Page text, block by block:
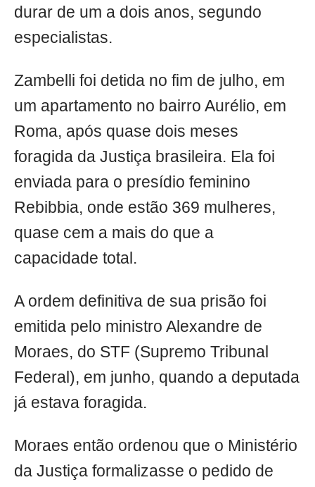
durar de um a dois anos, segundo
especialistas.
Zambelli foi detida no fim de julho, em
um apartamento no bairro Aurélio, em
Roma, após quase dois meses
foragida da Justiça brasileira. Ela foi
enviada para o presídio feminino
Rebibbia, onde estão 369 mulheres,
quase cem a mais do que a
capacidade total.
A ordem definitiva de sua prisão foi
emitida pelo ministro Alexandre de
Moraes, do STF (Supremo Tribunal
Federal), em junho, quando a deputada
já estava foragida.
Moraes então ordenou que o Ministério
da Justiça formalizasse o pedido de